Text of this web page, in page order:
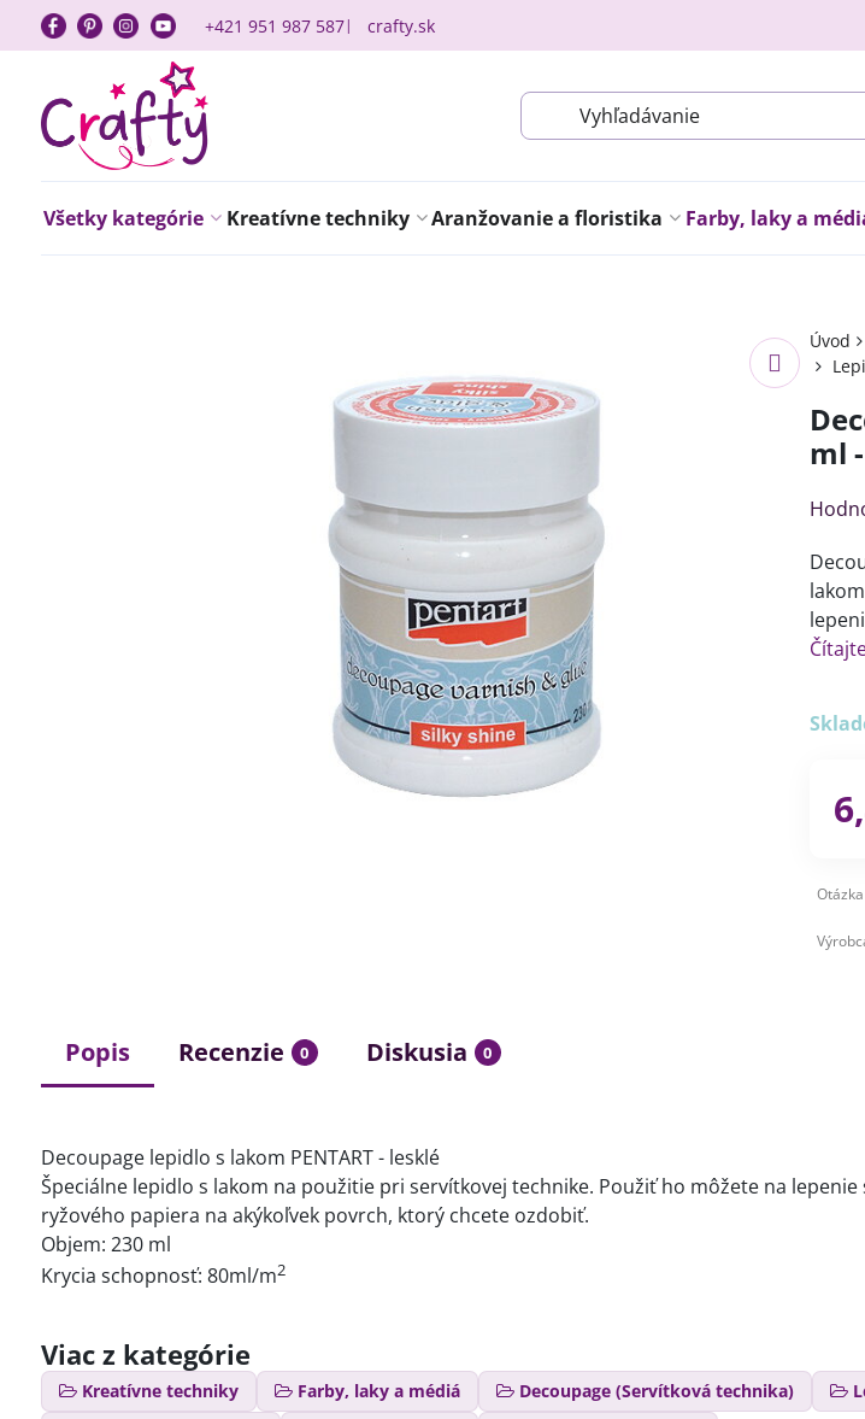
+421 951 987 587 crafty.sk
Všetky kategórie Kreatívne techniky Aranžovanie a floristika Farby, laky a
Úvod
ml
Popis Recenzie 0 Diskusia 0
Decoupage lepidlo s lakom PENTART - lesklé
Špeciálne lepidlo s lakom na použitie pri servítkovej technike. Použiť ho môžete na
ryžového papiera na akýkoľvek povrch, ktorý chcete ozdobiť.
Objem: 230 ml
Krycia schopnosť: 80ml/m2
Viac z kategórie
Kreatívne techniky Farby, laky a médiá Decoupage (Servítková technika)